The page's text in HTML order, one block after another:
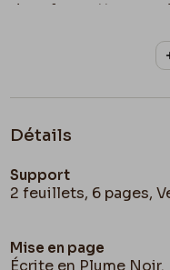
dans les pattes
sautant de son lit à
cinquante gentils
l’atelier de
femmes dans son
heuresdu matin
sept, et depuis neuf
gagne 80 frs par
tu ne l’engages pas à
Détails
Support
2 feuillets, 6 pages,
Mise en page